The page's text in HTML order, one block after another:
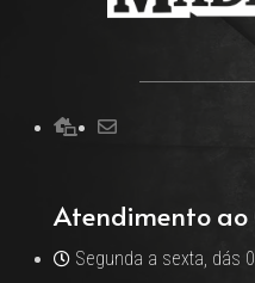
Atendimento ao
Segunda a sexta, dás